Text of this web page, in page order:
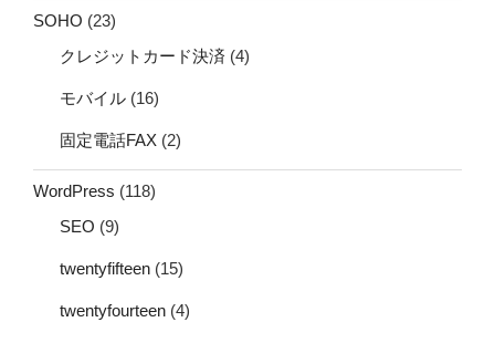
SOHO (23)
クレジットカード決済 (4)
モバイル (16)
固定電話FAX (2)
WordPress (118)
SEO (9)
twentyfifteen (15)
twentyfourteen (4)